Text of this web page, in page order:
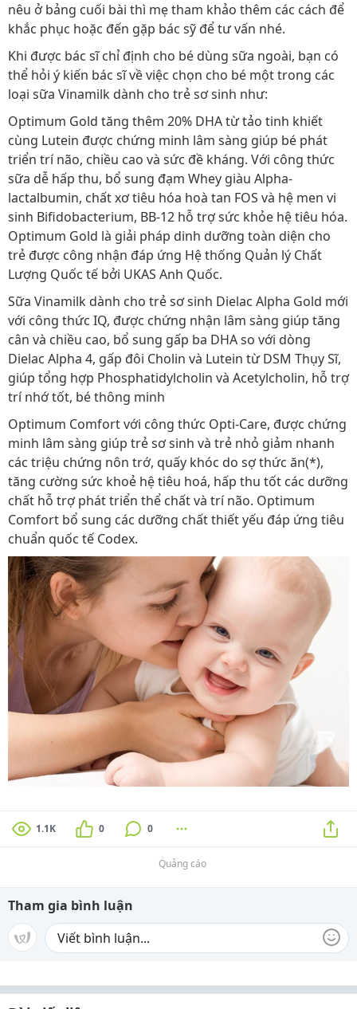
nêu ở bảng cuối bài thì mẹ tham khảo thêm các cách để
khắc phục hoặc đến gặp bác sỹ để tư vấn nhé.
Khi được bác sĩ chỉ định cho bé dùng sữa ngoài, bạn có
thể hỏi ý kiến bác sĩ về việc chọn cho bé một trong các
loại sữa Vinamilk dành cho trẻ sơ sinh như:
Optimum Gold tăng thêm 20% DHA từ tảo tinh khiết
cùng Lutein được chứng minh lâm sàng giúp bé phát
triển trí não, chiều cao và sức đề kháng. Với công thức
sữa dễ hấp thu, bổ sung đạm Whey giàu Alpha-
lactalbumin, chất xơ tiêu hóa hoà tan FOS và hệ men vi
sinh Bifidobacterium, BB-12 hỗ trợ sức khỏe hệ tiêu hóa.
Optimum Gold là giải pháp dinh dưỡng toàn diện cho
trẻ được công nhận đáp ứng Hệ thống Quản lý Chất
Lượng Quốc tế bởi UKAS Anh Quốc.
Sữa Vinamilk dành cho trẻ sơ sinh Dielac Alpha Gold mới
với công thức IQ, được chứng nhận lâm sàng giúp tăng
cân và chiều cao, bổ sung gấp ba DHA so với dòng
Dielac Alpha 4, gấp đôi Cholin và Lutein từ DSM Thụy Sĩ,
giúp tổng hợp Phosphatidylcholin và Acetylcholin, hỗ trợ
trí nhớ tốt, bé thông minh
Optimum Comfort với công thức Opti-Care, được chứng
minh lâm sàng giúp trẻ sơ sinh và trẻ nhỏ giảm nhanh
các triệu chứng nôn trớ, quấy khóc do sợ thức ăn(*),
tăng cường sức khoẻ hệ tiêu hoá, hấp thu tốt các dưỡng
chất hỗ trợ phát triển thể chất và trí não. Optimum
Comfort bổ sung các dưỡng chất thiết yếu đáp ứng tiêu
chuẩn quốc tế Codex.
1.1K 0 0
Quảng cáo
Tham gia bình luận